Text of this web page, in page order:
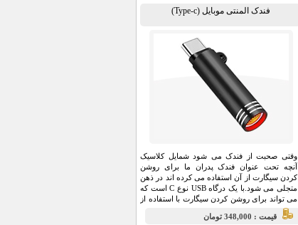
فندک المنتی موبایل (Type-c)
وقتی صحبت از فندک می شود شمایل کلاسیک
آنچه تحت عنوان فندک پدران ما برای روشن
کردن سیگارت از آن استفاده می کرده اند در ذهن
متجلی می شود.با یک درگاه USB نوع C است که
می تواند برای روشن کردن سیگارت با استفاده از
درگاه شارژ گوشی هوشمند یا تبلت شما در همه
جا مورد استفاده قرار گیرد.
قيمت : 348,000 تومان